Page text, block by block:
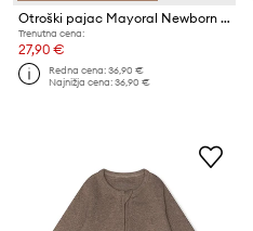
Otroški pajac Mayoral Newborn 2-pack
Trenutna cena:
27,90 €
Redna cena:36,90 €
Najnižja cena:36,90 €